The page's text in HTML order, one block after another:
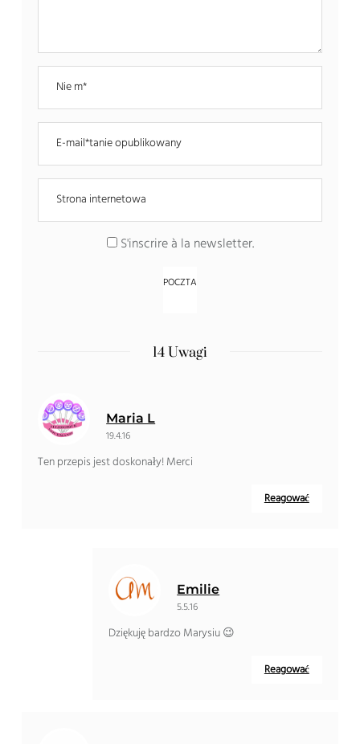
S'inscrire à la newsletter.
14 Uwagi
Maria L
19.4.16
Ten przepis jest doskonały! Merci
Reagować
Emilie
5.5.16
Dziękuję bardzo Marysiu 😉
Reagować